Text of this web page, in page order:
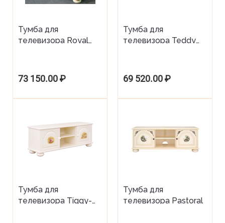
Тумба для
телевизора Royal
73 150.00₽
Тумба для
телевизора Teddy
69 520.00₽
Тумба для
телевизора Tiggy-
Тумба для
телевизора Pastoral